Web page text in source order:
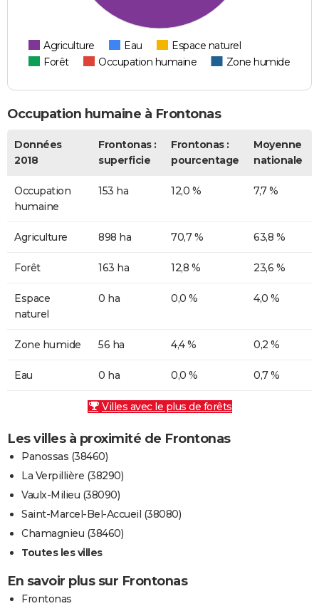
Agriculture Eau
Espace naturel
Forêt
Occupation humaine Zone humide
Occupation humaine à Frontonas
Données
2018
Frontonas :
superficie
Frontonas :
pourcentage
Moyenne
nationale
Occupation
humaine
153 ha 12,0 % 7,7 %
Agriculture 898 ha 70,7 % 63,8 %
Forêt 163 ha 12,8 % 23,6 %
Espace
naturel
0 ha 0,0 % 4,0 %
Zone humide 56 ha 4,4 % 0,2 %
Eau 0 ha 0,0 % 0,7 %
Villes avec le plus de forêts
Les villes à proximité de Frontonas
Panossas (38460)
La Verpillière (38290)
Vaulx-Milieu (38090)
Saint-Marcel-Bel-Accueil (38080)
Chamagnieu (38460)
Toutes les villes
En savoir plus sur Frontonas
Frontonas